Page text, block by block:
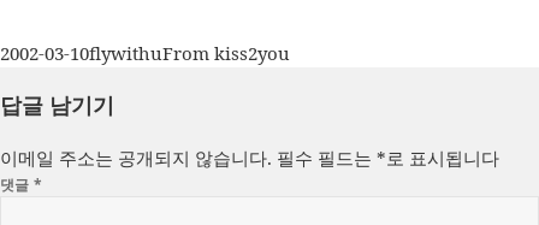
작
일
2002-03-10글
이
flywithu카
From kiss2you
답글 남기기
이메일 주소는 공개되지 않습니다. 필수 필드는 *로 표시됩니다
댓글*